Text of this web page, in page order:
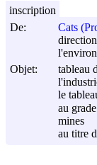
De:
Cats
Objet:
tableau
le
au
mines
au titre
inscription